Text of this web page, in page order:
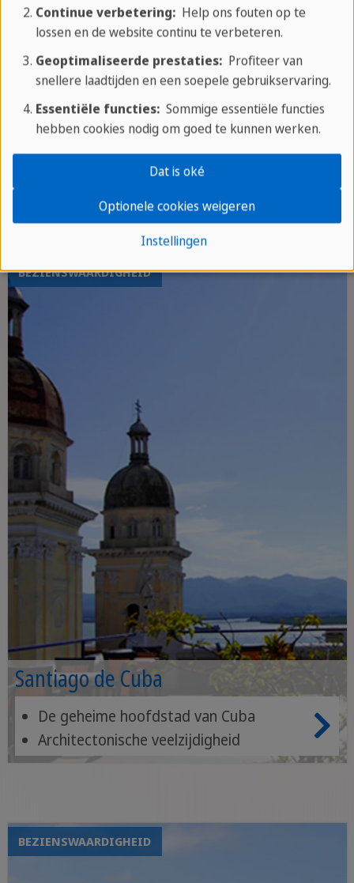
Holguín
geweldig uitzicht vanaf de Loma de la
boeiende musea
BEZIENSWAARDIGHEID
Santiago de Cuba
De geheime hoofdstad van Cuba
Architectonische veelzijdigheid
Museum van 26 juli
BEZIENSWAARDIGHEID
Continue verbetering:Help ons fouten op te
lossen en de website continu te verbeteren.
Geoptimaliseerde prestaties:Profiteer van
snellere laadtijden en een soepele gebruikservaring.
Essentiële functies:Sommige essentiële functies
hebben cookies nodig om goed te kunnen werken.
Instellingen
Optionele cookies weigeren
Dat is oké